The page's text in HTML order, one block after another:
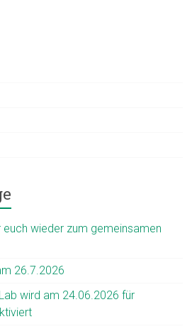
wieder zum gemeinsamen
26.7.2026
wird am 24.06.2026 für